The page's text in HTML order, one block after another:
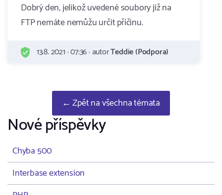
Dobrý den, jelikož uvedené soubory již na
FTP nemáte nemůžu určit příčinu.
13.8. 2021 · 07:36 · autorTeddie (Podpora)
← Zpět na všechna témata
Nové příspěvky
Chyba 500
Interbase extension